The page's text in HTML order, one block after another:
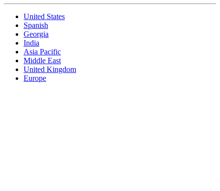
United States
Spanish
Georgia
India
Asia Pacific
Middle East
United Kingdom
Europe